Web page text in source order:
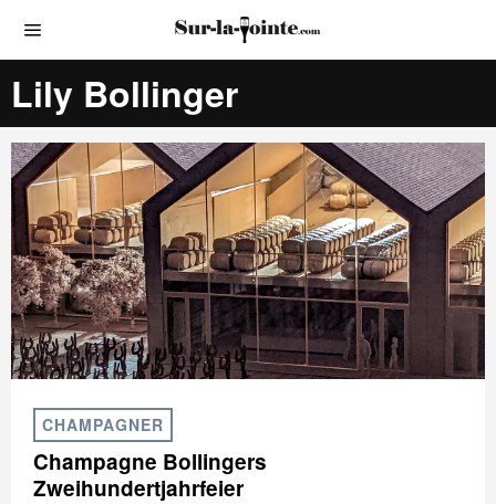
Lily Bollinger
CHAMPAGNER
Champagne Bollingers
Zweihundertjahrfeier